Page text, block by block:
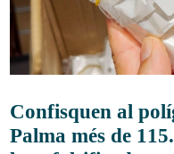
Confisquen al
Palma més de